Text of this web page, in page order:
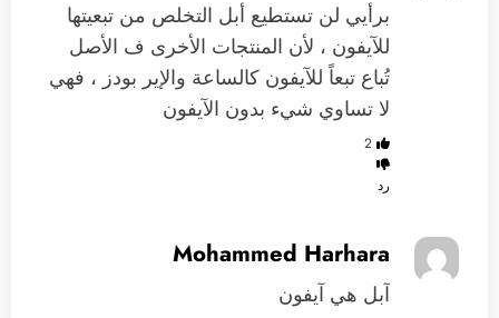
برأيي لن تستطيع أبل التخلص من تبعيتها
للآيفون ، لأن المنتجات الأخرى ف الأصل
تُباع تبعاً للآيفون كالساعة والإير بودز ، فهي
لا تساوي شيء بدون الآيفون
2
رد
Mohammed Harhara
آبل هي آيفون